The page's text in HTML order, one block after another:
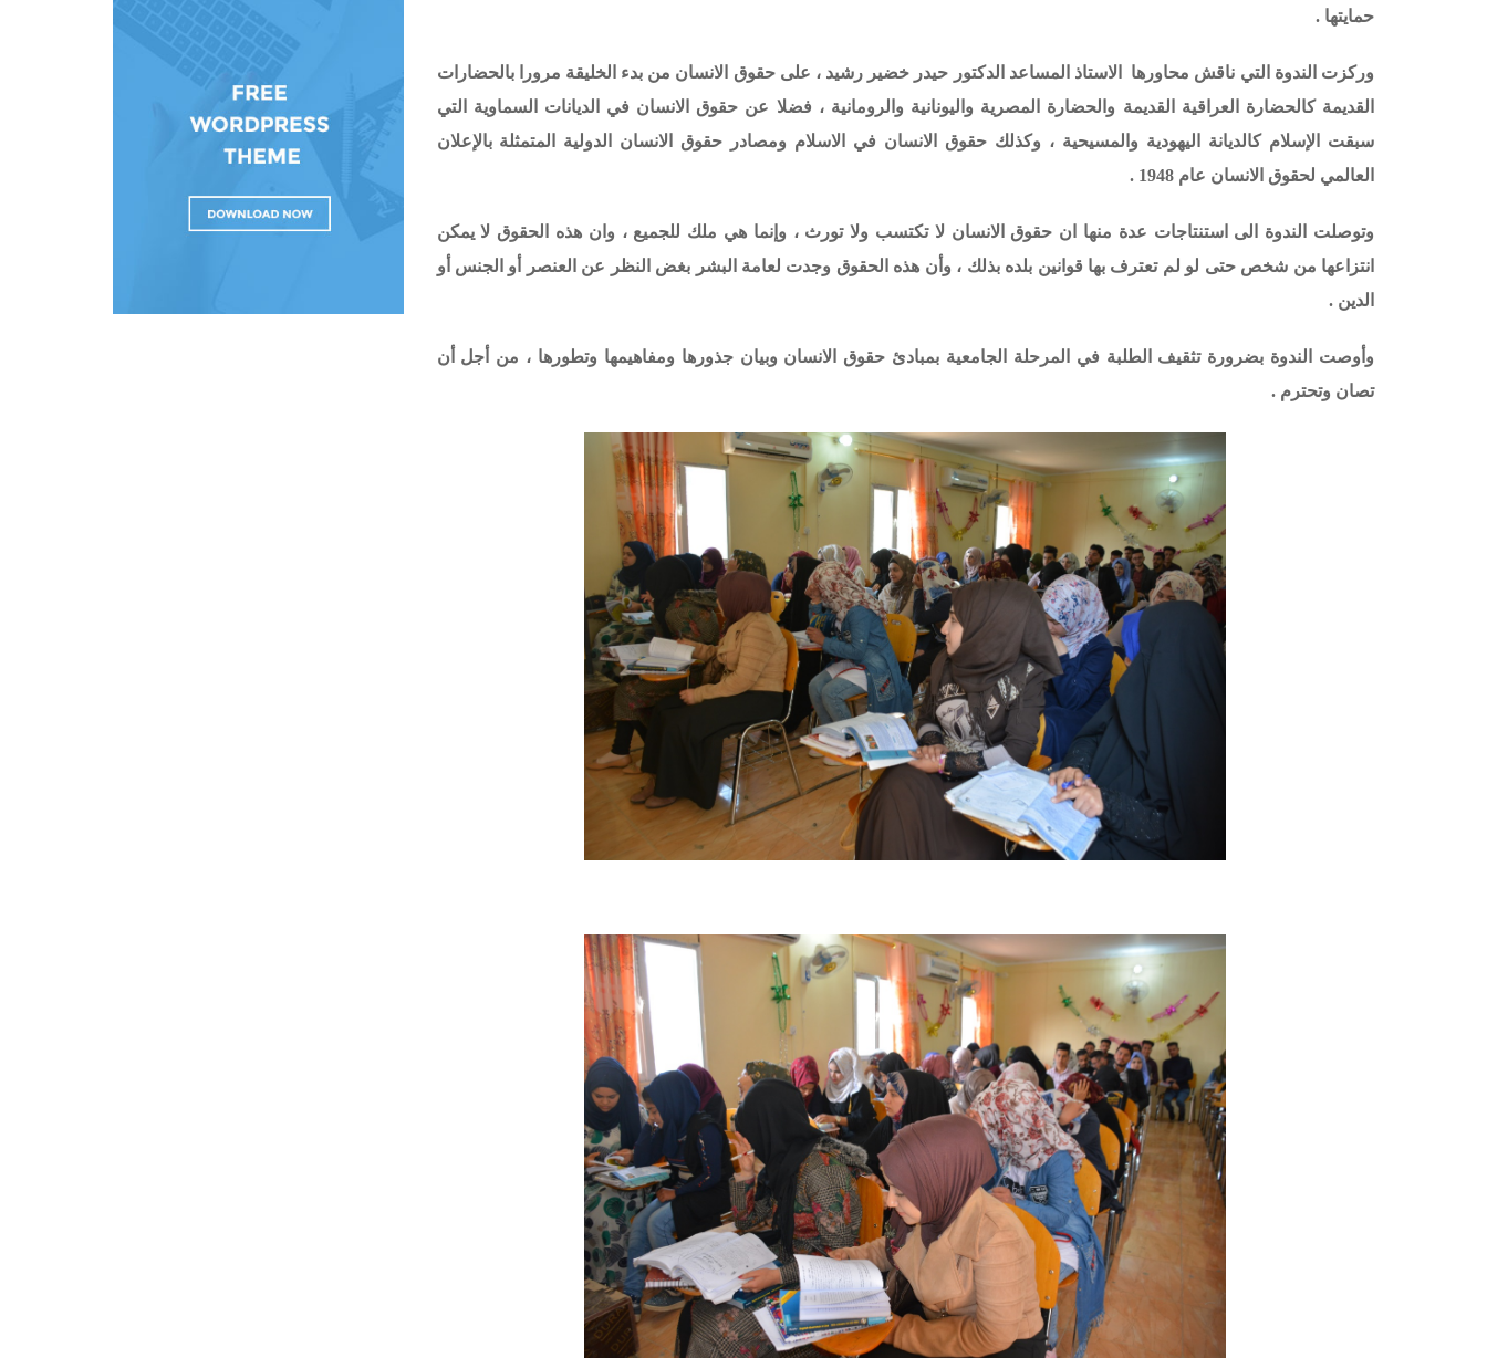
حمايتها .
وركزت الندوة التي ناقش محاورها الاستاذ المساعد الدكتور حيدر خضير رشيد ، على حقوق الانسان من بدء الخليقة مرورا بالحضارات
القديمة كالحضارة العراقية القديمة والحضارة المصرية واليونانية والرومانية ، فضلا عن حقوق الانسان في الديانات السماوية التي
سبقت الإسلام كالديانة اليهودية والمسيحية ، وكذلك حقوق الانسان في الاسلام ومصادر حقوق الانسان الدولية المتمثلة بالإعلان
العالمي لحقوق الانسان عام 1948 .
وتوصلت الندوة الى استنتاجات عدة منها ان حقوق الانسان لا تكتسب ولا تورث ، وإنما هي ملك للجميع ، وان هذه الحقوق لا يمكن
انتزاعها من شخص حتى لو لم تعترف بها قوانين بلده بذلك ، وأن هذه الحقوق وجدت لعامة البشر بغض النظر عن العنصر أو الجنس أو
الدين .
وأوصت الندوة بضرورة تثقيف الطلبة في المرحلة الجامعية بمبادئ حقوق الانسان وبيان جذورها ومفاهيمها وتطورها ، من أجل أن
تصان وتحترم .